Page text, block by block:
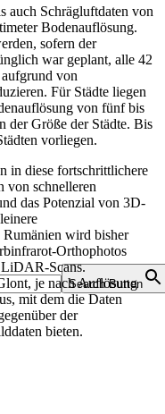
Search Button
auch Schrägluftdaten von
Bodenauflösung.
sofern der
war geplant, alle 42
von
Für Städte liegen
von fünf bis
der Größe der Städte. Bis
vorliegen.
in diese fortschrittlichere
von schnelleren
das Potenzial von 3D-
wird bisher
Orthophotos
Scans.
je nach Auflösung
mit dem die Daten
der
bieten.